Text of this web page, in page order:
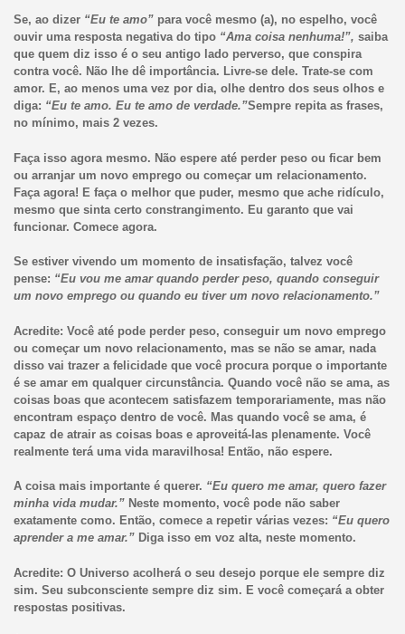
Se, ao dizer “Eu te amo”para você mesmo (a), no espelho, você
ouvir uma resposta negativa do tipo “Ama coisa nenhuma!”, saiba
que quem diz isso é o seu antigo lado perverso, que conspira
contra você. Não lhe dê importância. Livre-se dele. Trate-se com
amor. E, ao menos uma vez por dia, olhe dentro dos seus olhos e
diga: “Eu te amo. Eu te amo de verdade.”Sempre repita as frases,
no mínimo, mais 2 vezes.
Faça isso agora mesmo. Não espere até perder peso ou ficar bem
ou arranjar um novo emprego ou começar um relacionamento.
Faça agora! E faça o melhor que puder, mesmo que ache ridículo,
mesmo que sinta certo constrangimento. Eu garanto que vai
funcionar. Comece agora.
Se estiver vivendo um momento de insatisfação, talvez você
pense: “Eu vou me amar quando perder peso, quando conseguir
um novo emprego ou quando eu tiver um novo relacionamento.”
Acredite: Você até pode perder peso, conseguir um novo emprego
ou começar um novo relacionamento, mas se não se amar, nada
disso vai trazer a felicidade que você procura porque o importante
é se amar em qualquer circunstância. Quando você não se ama, as
coisas boas que acontecem satisfazem temporariamente, mas não
encontram espaço dentro de você. Mas quando você se ama, é
capaz de atrair as coisas boas e aproveitá-las plenamente. Você
realmente terá uma vida maravilhosa! Então, não espere.
A coisa mais importante é querer. “Eu quero me amar, quero fazer
minha vida mudar.” Neste momento, você pode não saber
exatamente como. Então, comece a repetir várias vezes: “Eu quero
aprender a me amar.” Diga isso em voz alta, neste momento.
Acredite: O Universo acolherá o seu desejo porque ele sempre diz
sim. Seu subconsciente sempre diz sim. E você começará a obter
respostas positivas.